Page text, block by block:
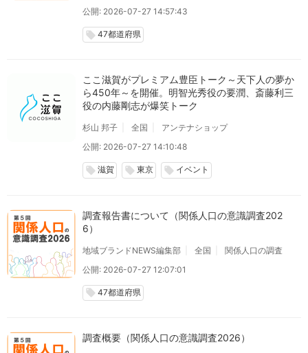
公開: 2026-07-27 14:57:43
local_offer 47都道府県
ここ滋賀がプレミアム豊臣トーク～天下人の夢か
ら450年～を開催。明智光秀役の要潤、斎藤利三
役の内藤剛志が爆笑トーク
杉山 邦子 全国
アンテナショップ
公開: 2026-07-27 14:10:48
local_offer 滋賀 local_offer 東京 local_offer イベント
調査報告書について（関係人口の意識調査202
6）
地域ブランドNEWS編集部 全国
関係人口の調査
公開: 2026-07-27 12:07:01
local_offer 47都道府県
調査概要（関係人口の意識調査2026）